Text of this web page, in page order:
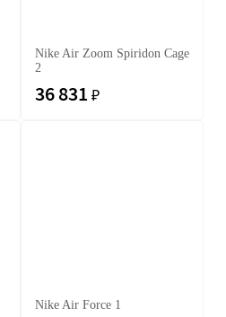
Nike Air Zoom Spiridon Cage
2
36 831 ₽
Nike Air Force 1